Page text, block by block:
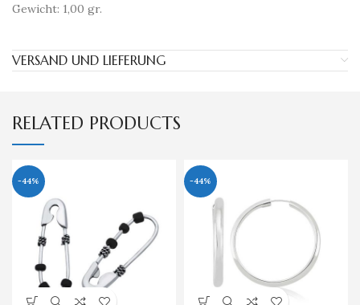
Gewicht: 1,00 gr.
VERSAND UND LIEFERUNG
RELATED PRODUCTS
-44% -44%